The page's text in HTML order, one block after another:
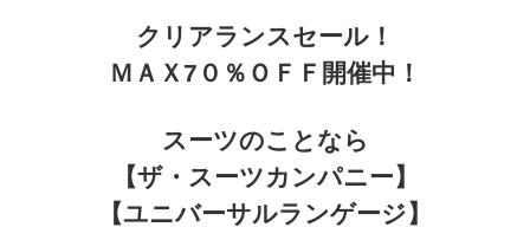
クリアランスセール！
ＭＡＸ7０％ＯＦＦ開催中！
スーツのことなら
【ザ・スーツカンパニー】
【ユニバーサルランゲージ】